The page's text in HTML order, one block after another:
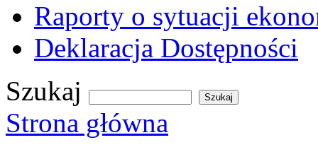
Raporty o sytuacji
Deklaracja Dostępności
Formularz wyszukiwania
Szukaj
Jesteś tutaj
Strona główna